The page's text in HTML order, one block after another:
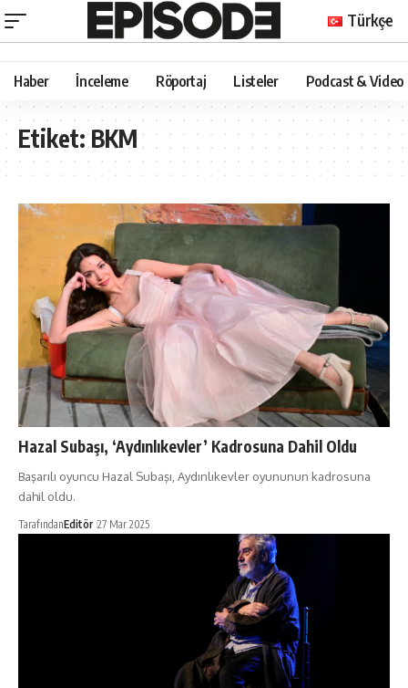
Türkçe
Haber İnceleme Röportaj Listeler Podcast & Video
Etiket:BKM
Hazal Subaşı, ‘Aydınlıkevler’ Kadrosuna Dahil Oldu
Başarılı oyuncu Hazal Subaşı, Aydınlıkevler oyununun kadrosuna
dahil oldu.
TarafındanEditör 27 Mar 2025